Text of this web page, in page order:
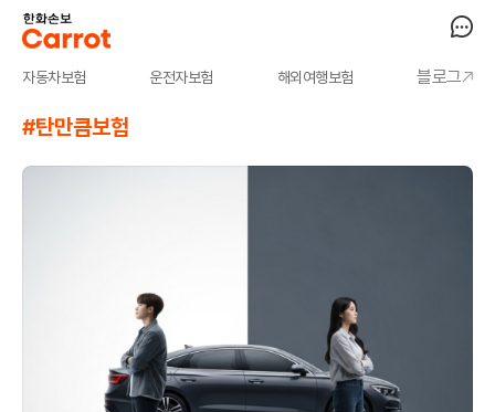
자동차보험 운전자보험 해외여행보험 블로그
#탄만큼보험